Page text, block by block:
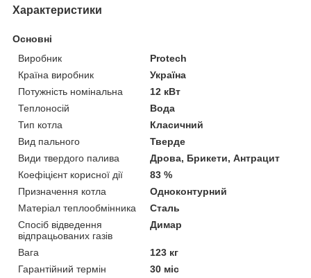
Характеристики
Основні
Виробник
Protech
Країна виробник
Україна
Потужність номінальна
12 кВт
Теплоносій
Вода
Тип котла
Класичний
Вид пального
Тверде
Види твердого палива
Дрова, Брикети, Антрацит
Коефіцієнт корисної дії
83 %
Призначення котла
Одноконтурний
Матеріал теплообмінника
Сталь
Спосіб відведення
відпрацьованих газів
Димар
Вага
123 кг
Гарантійний термін
30 міс